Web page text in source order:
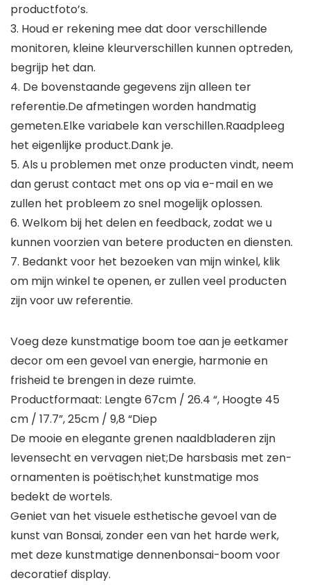
productfoto’s.
3. Houd er rekening mee dat door verschillende
monitoren, kleine kleurverschillen kunnen optreden,
begrijp het dan.
4. De bovenstaande gegevens zijn alleen ter
referentie.De afmetingen worden handmatig
gemeten.Elke variabele kan verschillen.Raadpleeg
het eigenlijke product.Dank je.
5. Als u problemen met onze producten vindt, neem
dan gerust contact met ons op via e-mail en we
zullen het probleem zo snel mogelijk oplossen.
6. Welkom bij het delen en feedback, zodat we u
kunnen voorzien van betere producten en diensten.
7. Bedankt voor het bezoeken van mijn winkel, klik
om mijn winkel te openen, er zullen veel producten
zijn voor uw referentie.
Voeg deze kunstmatige boom toe aan je eetkamer
decor om een ​​gevoel van energie, harmonie en
frisheid te brengen in deze ruimte.
Productformaat: Lengte 67cm / 26.4 “, Hoogte 45
cm / 17.7”, 25cm / 9,8 “Diep
De mooie en elegante grenen naaldbladeren zijn
levensecht en vervagen niet;De harsbasis met zen-
ornamenten is poëtisch;het kunstmatige mos
bedekt de wortels.
Geniet van het visuele esthetische gevoel van de
kunst van Bonsai, zonder een van het harde werk,
met deze kunstmatige dennenbonsai-boom voor
decoratief display.